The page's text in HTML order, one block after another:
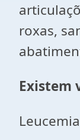
roxas,
Existem